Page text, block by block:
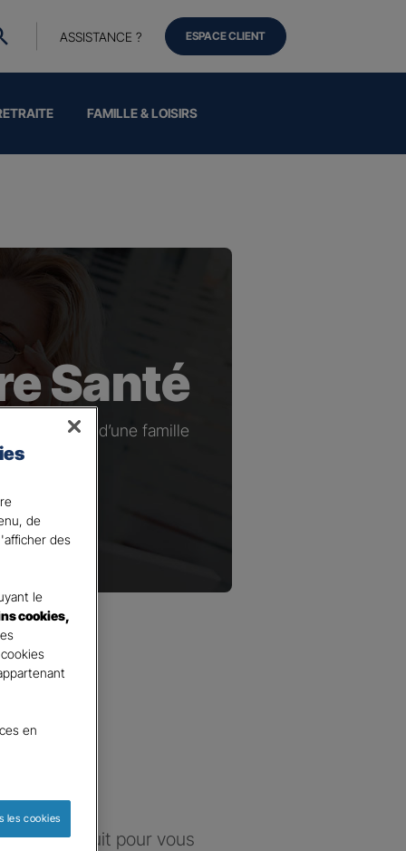
FAMILLE & LOISIRS
ASSISTANCE ? ESPACE CLIENT
Santé
ou à la tête d’une famille
construit pour vous
de
des
le
cookies,
en
les cookies